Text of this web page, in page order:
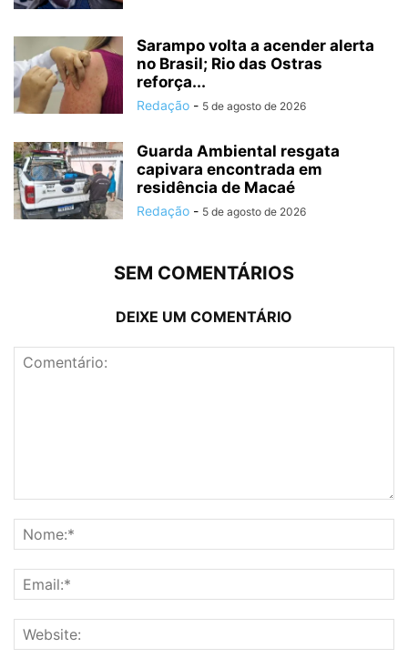
Sarampo volta a acender alerta
no Brasil; Rio das Ostras
reforça...
Redação - 5 de agosto de 2026
Guarda Ambiental resgata
capivara encontrada em
residência de Macaé
Redação - 5 de agosto de 2026
SEM COMENTÁRIOS
DEIXE UM COMENTÁRIO